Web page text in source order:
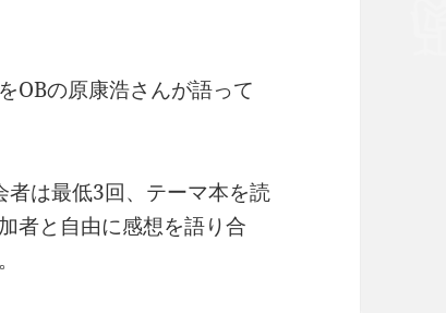
OBの原康浩さんが語って
は最低3回、テーマ本を読
者と自由に感想を語り合